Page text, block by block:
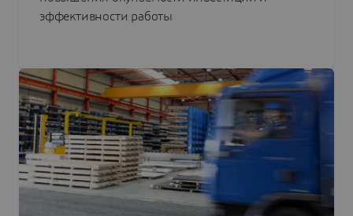
эффективности работы